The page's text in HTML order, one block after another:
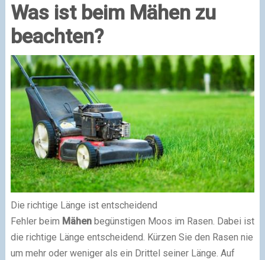
Was ist beim Mähen zu
beachten?
Die richtige Länge ist entscheidend
Fehler beim Mähenbegünstigen Moos im Rasen. Dabei ist
die richtige Länge entscheidend. Kürzen Sie den Rasen nie
um mehr oder weniger als ein Drittel seiner Länge. Auf